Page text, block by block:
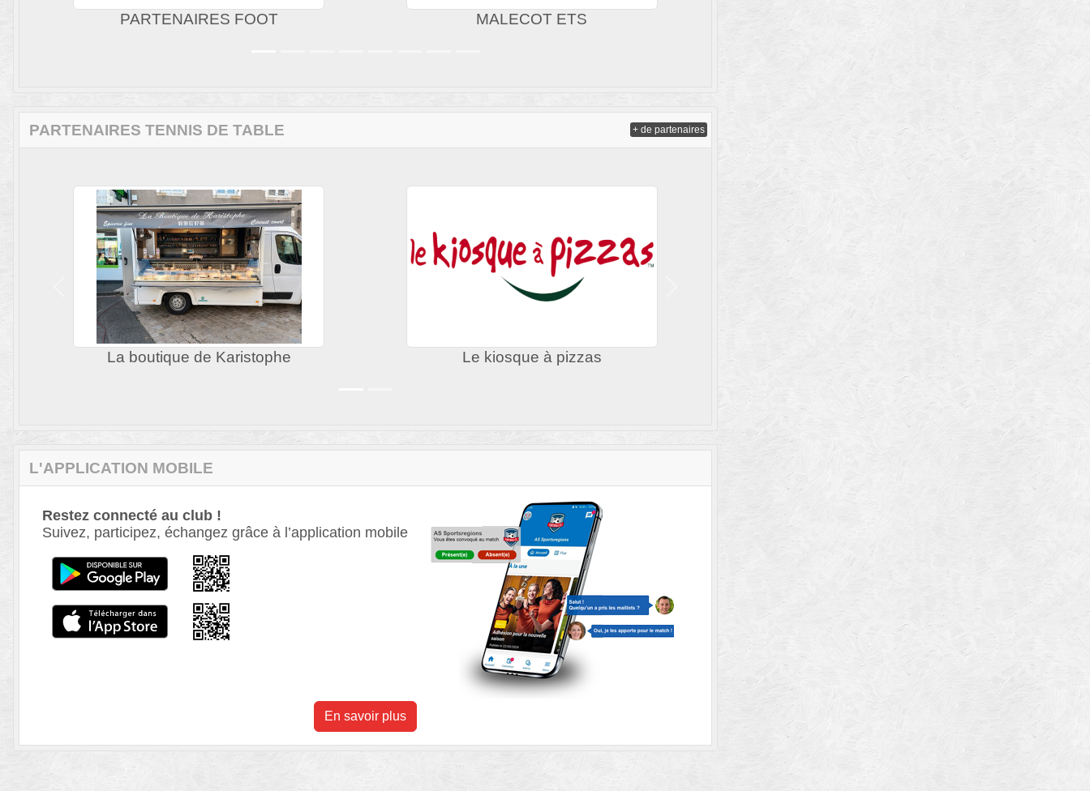
MALECOT ETS
NEUVILLE
Précedent
L'APPLICATION MOBILE
Restez connecté au club !
Suivez, participez, échangez grâce à l’application mobile
En savoir plus